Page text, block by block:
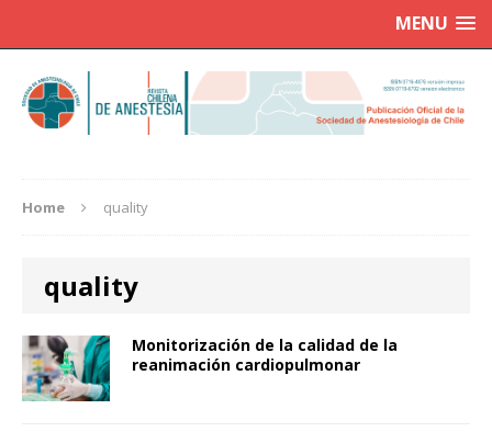
MENU
Home quality
quality
Monitorización de la calidad de la
reanimación cardiopulmonar